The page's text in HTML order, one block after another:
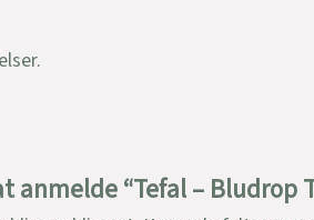
“Tefal – Bludrop